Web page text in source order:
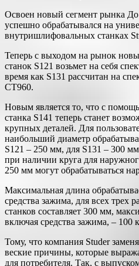
Освоен новый сегмент рынка До
успешно обрабатывался на
внутришлифовальных станках
Теперь с выходом на рынок
станок S121 возьмет на себя
время как S131 рассчитан на
CT960.
Новым является то, что с
станка S141 теперь станет
крупных деталей. Для
наибольший диаметр
S121 – 250 мм, для S131 – 300
при наличии круга для
250 мм могут обрабатываться
Максимальная длина
средства зажима, для всех трех
станков составляет 300 мм,
включая средства зажима, – 100
Тому, что компания Studer
веские причины, которые
для потребителя. Так, с